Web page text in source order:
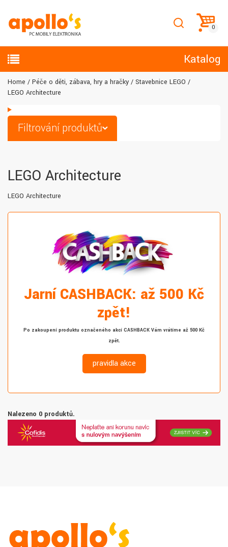
Katalog
Home Péče o děti, zábava, hry a hračky
Stavebnice LEGO
LEGO Architecture
Filtrování produktů
LEGO Architecture
LEGO Architecture
Jarní CASHBACK: až 500 Kč
zpět!
Po zakoupení produktu označeného akcí CASHBACK Vám vrátíme až 500 Kč
zpět.
pravidla akce
Nalezeno 0 produktů.